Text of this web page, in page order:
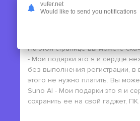
На этой странице вы можете
- Мои подарки это я и сердце
без выполнения регистрации, в
этого не нужно платить. Вы
Suno AI - Мои подарки это я и
сохранить ее на свой гаджет, ПК.
vufer.net
Would like to send you notifications